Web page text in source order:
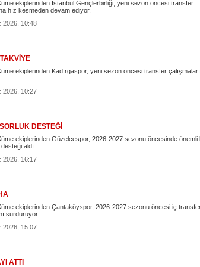
ekiplerinden İstanbul Gençlerbirliği, yeni sezon öncesi transfer
hız kesmeden devam ediyor.
2026, 10:48
ekiplerinden Kadırgaspor, yeni sezon öncesi transfer
2026, 10:27
DESTEĞİ
ekiplerinden Güzelcespor, 2026-2027 sezonu öncesinde önemli
aldı.
2026, 16:17
ekiplerinden Çantaköyspor, 2026-2027 sezonu öncesi iç
sürdürüyor.
2026, 15:07
ATTI